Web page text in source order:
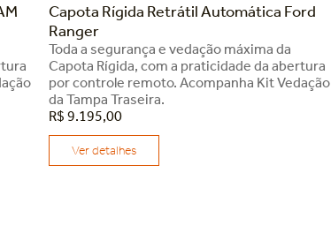
Capota Rígida Retrátil Automática Ford
Ranger
Toda a segurança e vedação máxima da
Capota Rígida, com a praticidade da abertura
por controle remoto. Acompanha Kit Vedação
da Tampa Traseira.
R$ 9.195,00
Ver detalhes